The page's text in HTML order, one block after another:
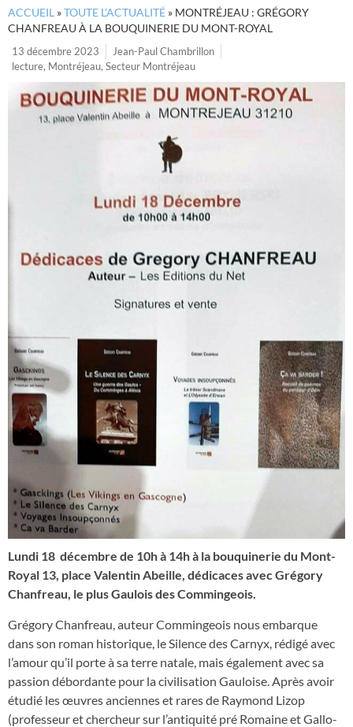
ACCUEIL »TOUTE L’ACTUALITÉ » MONTRÉJEAU : GRÉGORY
CHANFREAU À LA BOUQUINERIE DU MONT-ROYAL
13 décembre 2023
Jean-Paul Chambrillon
lecture, Montréjeau, Secteur Montréjeau
Lundi 18 décembre de 10h à 14h à la bouquinerie du Mont-
Royal 13, place Valentin Abeille, dédicaces avec Grégory
Chanfreau, le plus Gaulois des Commingeois.
Grégory Chanfreau, auteur Commingeois nous embarque
dans son roman historique, le Silence des Carnyx, rédigé avec
l’amour qu’il porte à sa terre natale, mais également avec sa
passion débordante pour la civilisation Gauloise. Après avoir
étudié les œuvres anciennes et rares de Raymond Lizop
(professeur et chercheur sur l’antiquité pré Romaine et Gallo-